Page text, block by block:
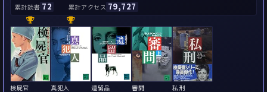
累計読書 72 累計アクセス 79,727
検屍官
真犯人
遺留品
審問
私刑